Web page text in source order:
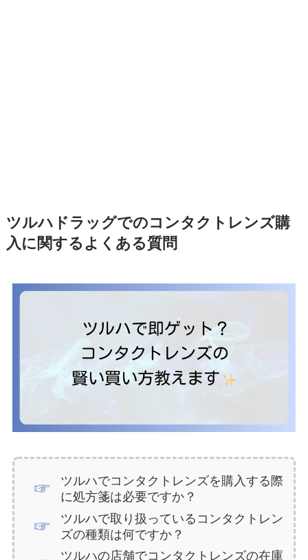
ツルハドラッグでのコンタクトレンズ購
入に関するよくある質問
ツルハでコンタクトレンズを購入する際
に処方箋は必要ですか？
ツルハで取り扱っているコンタクトレン
ズの種類は何ですか？
ツルハの店舗でコンタクトレンズの在庫